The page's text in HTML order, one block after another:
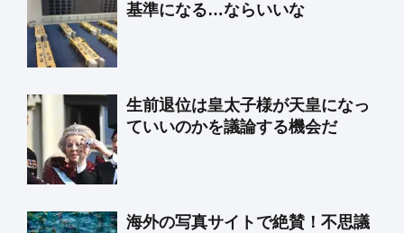
基準になる…ならいいな
生前退位は皇太子様が天皇になっ
ていいのかを議論する機会だ
海外の写真サイトで絶賛！不思議